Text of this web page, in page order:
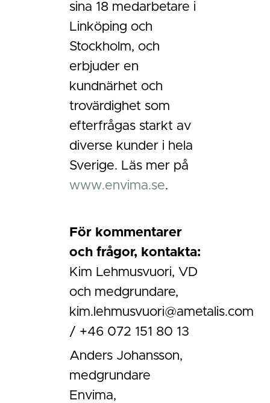
sina 18 medarbetare i
Linköping och
Stockholm, och
erbjuder en
kundnärhet och
trovärdighet som
efterfrågas starkt av
diverse kunder i hela
Sverige. Läs mer på
www.envima.se.
För kommentarer
och frågor, kontakta:
Kim Lehmusvuori, VD
och medgrundare,
kim.lehmusvuori@ametalis.com
/ +46 072 151 80 13
Anders Johansson,
medgrundare
Envima,